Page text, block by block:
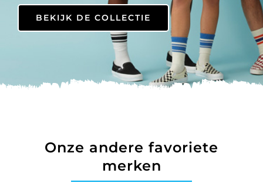
BEKIJK DE COLLECTIE
Onze andere favoriete
merken